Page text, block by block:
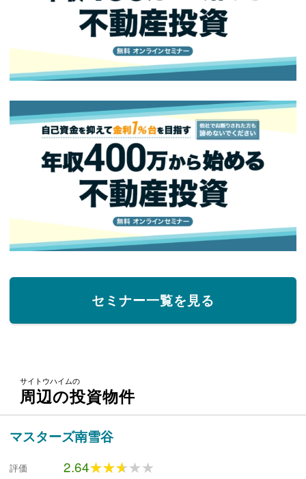
セミナー一覧を見る
サイトウハイムの
周辺の投資物件
マスターズ南雪谷
評価 2.64★★★★★
★★★★★